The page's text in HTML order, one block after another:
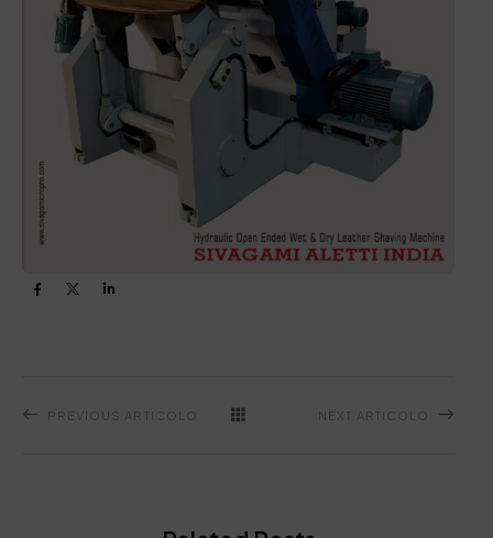
PREVIOUS ARTICOLO NEXT ARTICOLO